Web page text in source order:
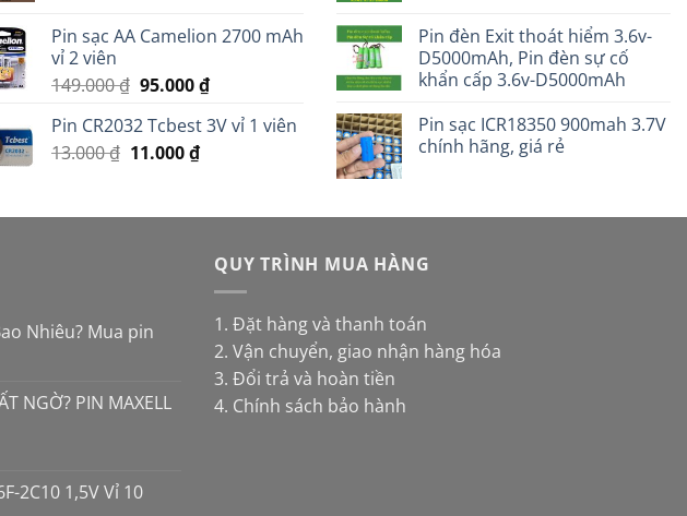
35.000 ₫.là:
Pin sạc AA Camelion 2700 mAh
vỉ 2 viên
149.000₫ Giá
là:
149.000 ₫.
95.000₫Giá
tại
Pin CR2032 Tcbest 3V vỉ 1 viên
13.000₫ Giá
13.000 ₫.
11.000₫Giá
là:
Pin đèn Exit thoát hiểm 3.6v-
D5000mAh, Pin đèn sự cố
khẩn cấp 3.6v-D5000mAh
Pin sạc ICR18350 900mah 3.7V
chính hãng, giá rẻ
Nhiêu? Mua pin
NGỜ? PIN MAXELL
2C10 1,5V Vỉ 10
QUY TRÌNH MUA HÀNG
1. Đặt hàng và thanh toán
2. Vận chuyển, giao nhận hàng hóa
3. Đổi trả và hoàn tiền
4. Chính sách bảo hành